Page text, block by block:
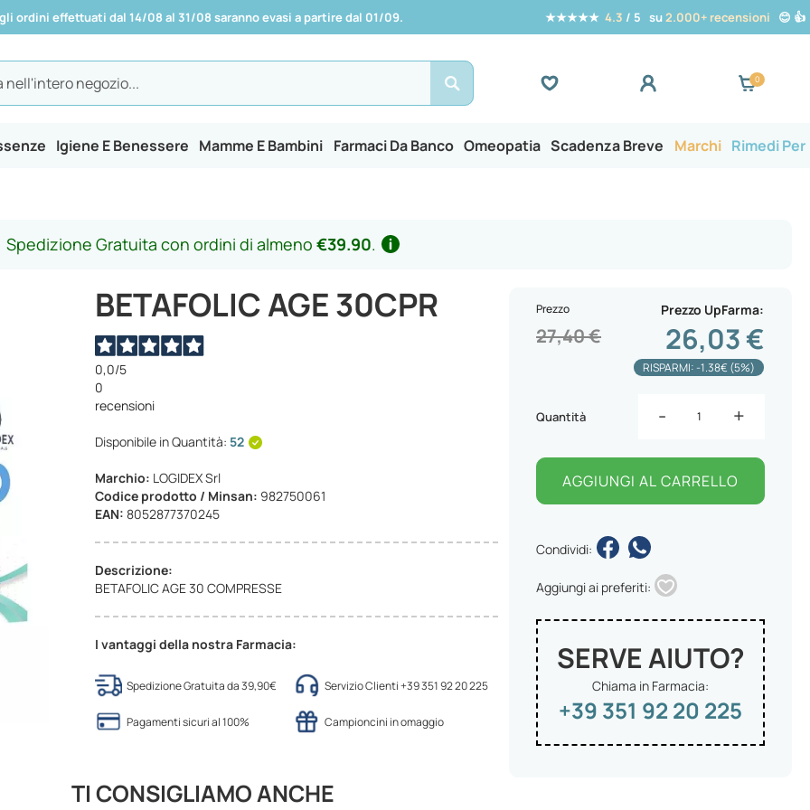
ordini effettuati dal 14/08 al 31/08 saranno evasi a partire dal 01/09. ★★★★★ 4.3 / 5 su2.000+ recensioni 😊 👍
Search
Igiene E Benessere Mamme E Bambini Farmaci Da Banco Omeopatia Scadenza Breve Marchi Rimedi Per
Spedizione Gratuita con ordini di almeno €39.90.
BETAFOLIC AGE 30CPR
0,0/5
0
recensioni
Disponibile in Quantità: 52
Marchio: LOGIDEX Srl
Codice prodotto / Minsan: 982750061
EAN:8052877370245
Descrizione:
BETAFOLIC AGE 30 COMPRESSE
I vantaggi della nostra Farmacia:
Spedizione Gratuita da 39,90€ Servizio Clienti +39 351 92 20 225
Pagamenti sicuri al 100% Campioncini in omaggio
Prezzo UpFarma
26,03 €
Prezzo
27,40 €
RISPARMI: -1.38€ (5%)
Quantità - +
AGGIUNGI AL CARRELLO
Condividi:
Aggiungi ai preferiti:
SERVE AIUTO?
Chiama in Farmacia:
+39 351 92 20 225
TI CONSIGLIAMO ANCHE